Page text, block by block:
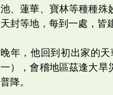
池、蓮華、寶林等種種殊
天封等地，每到一處，皆
晚年，他回到初出家的
一），會稽地區茲逢大旱
普降。